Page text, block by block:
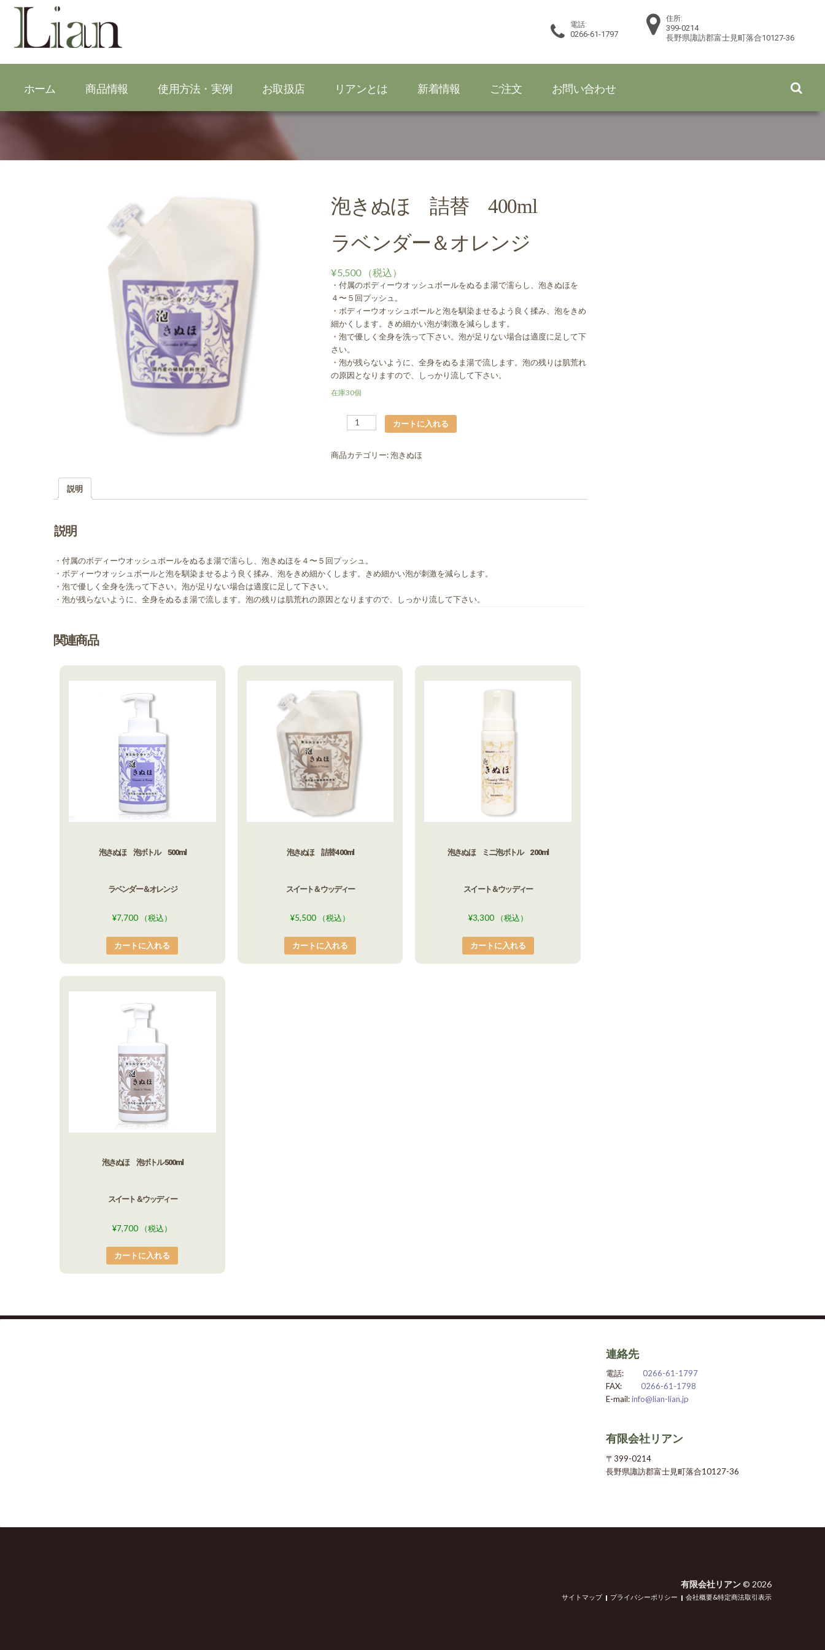
住所:
399-0214
長野県諏訪郡富士見町落合10127-36
電話:
0266-61-1797
ホーム 商品情報 使用方法・実例 お取扱店 リアンとは 新着情報 ご注文 お問い合わせ
泡きぬほ 詰替 400ml
ラベンダー＆オレンジ
¥5,500 （税込）
・付属のボディーウオッシュボールをぬるま湯で濡らし、泡きぬほを
４〜５回プッシュ。
・ボディーウオッシュボールと泡を馴染ませるよう良く揉み、泡をきめ
細かくします。きめ細かい泡が刺激を減らします。
・泡で優しく全身を洗って下さい。泡が足りない場合は適度に足して下
さい。
・泡が残らないように、全身をぬるま湯で流します。泡の残りは肌荒れ
の原因となりますので、しっかり流して下さい。
在庫30個
カートに入れる
商品カテゴリー:泡きぬほ
説明
説明
・付属のボディーウオッシュボールをぬるま湯で濡らし、泡きぬほを４〜５回プッシュ。
・ボディーウオッシュボールと泡を馴染ませるよう良く揉み、泡をきめ細かくします。きめ細かい泡が刺激を減らします。
・泡で優しく全身を洗って下さい。泡が足りない場合は適度に足して下さい。
・泡が残らないように、全身をぬるま湯で流します。泡の残りは肌荒れの原因となりますので、しっかり流して下さい。
関連商品
泡きぬほ 泡ボトル 500ml
ラベンダー＆オレンジ
¥7,700 （税込）
カートに入れる
泡きぬほ 詰替 400ml
スイート＆ウッディー
¥5,500 （税込）
カートに入れる
泡きぬほ ミニ泡ボトル 200ml
スイート＆ウッディー
¥3,300 （税込）
カートに入れる
泡きぬほ 泡ボトル 500ml
スイート＆ウッディー
¥7,700 （税込）
カートに入れる
連絡先
電話:
0266-61-1797
FAX:
0266-61-1798
E-mail:info@lian-lian.jp
有限会社リアン
〒399-0214
長野県諏訪郡富士見町落合10127-36
有限会社リアン© 2026
サイトマップ プライバシーポリシー 会社概要&特定商法取引表示